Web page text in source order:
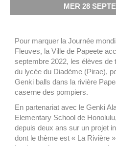
MER 28
Pour marquer la Journée
Fleuves, la Ville de Papeete
septembre 2022, les élèves de
du lycée du Diadème (Pirae),
Genki balls dans la rivière
caserne des pompiers.
En partenariat avec le Genki
Elementary School de
depuis deux ans sur un projet
dont le thème est « La Rivière